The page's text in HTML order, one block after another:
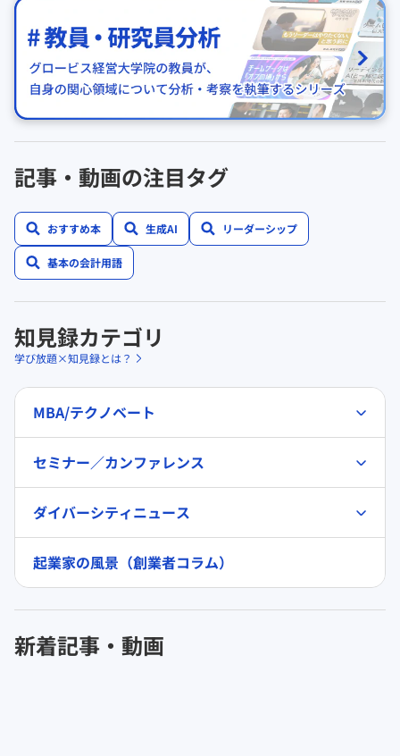
記事・動画の注目タグ
おすすめ本 生成AI リーダーシップ
基本の会計用語
知見録カテゴリ
学び放題×知見録とは？
MBA/テクノベート
セミナー／カンファレンス
ダイバーシティニュース
起業家の風景（創業者コラム）
新着記事・動画